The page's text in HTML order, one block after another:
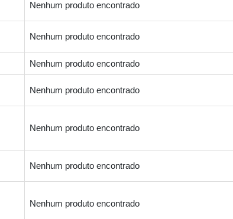
Nenhum produto encontrado
Nenhum produto encontrado
Nenhum produto encontrado
Nenhum produto encontrado
Nenhum produto encontrado
Nenhum produto encontrado
Nenhum produto encontrado